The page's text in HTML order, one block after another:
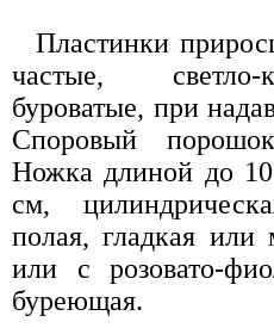
Пластинки
частые,
буроватые, при
Споровый
Ножка длиной до
см,
полая, гладкая или
или с розова­то-
бурею­щая.